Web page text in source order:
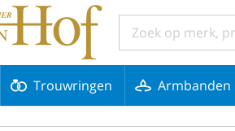
Trouwringen Armbanden